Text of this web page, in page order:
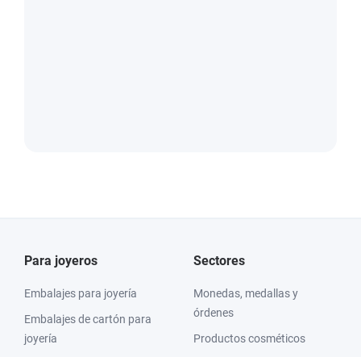
Para joyeros
Embalajes para joyería
Embalajes de cartón para
joyería
Sectores
Monedas, medallas y
órdenes
Productos cosméticos